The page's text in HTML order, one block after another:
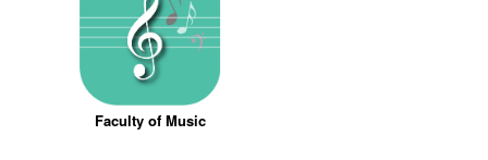
Faculty of Music